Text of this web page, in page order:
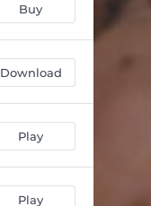
Buy
Download
Play
Play